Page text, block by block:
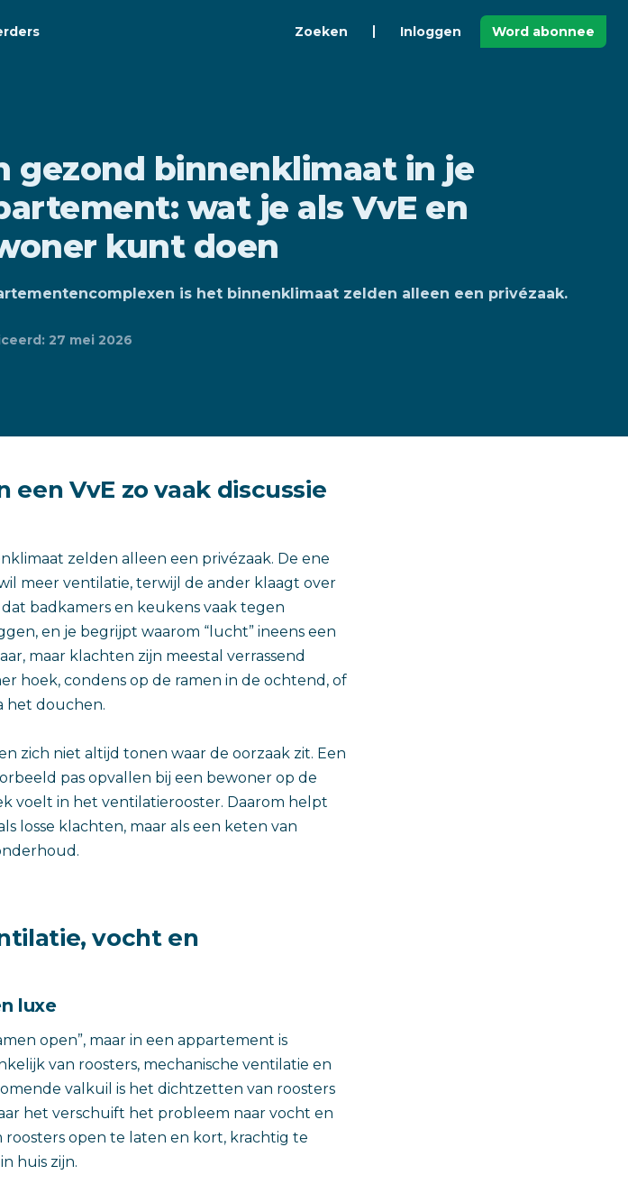
Zoeken Inloggen Word abonnee
gezond binnenklimaat in je
wat je als VvE en
kunt doen
is het binnenklimaat zelden alleen een privézaak.
27 mei 2026
VvE zo vaak discussie
zelden alleen een privézaak. De ene
meer ventilatie, terwijl de ander klaagt over
badkamers en keukens vaak tegen
en je begrijpt waarom “lucht” ineens een
maar klachten zijn meestal verrassend
hoek, condens op de ramen in de ochtend, of
het douchen.
zich niet altijd tonen waar de oorzaak zit. Een
pas opvallen bij een bewoner op de
voelt in het ventilatierooster. Daarom helpt
losse klachten, maar als een keten van
vocht en
luxe
open”, maar in een appartement is
van roosters, mechanische ventilatie en
valkuil is het dichtzetten van roosters
het verschuift het probleem naar vocht en
open te laten en kort, krachtig te
huis zijn.